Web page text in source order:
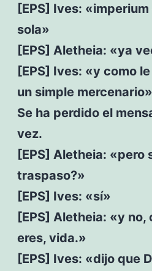
[EPS] Ives:
sola»
[EPS] Aletheia: «ya
[EPS] Ives: «y como
un simple mercenario»
Se ha perdido el
vez.
[EPS] Aletheia: «pero
traspaso?»
[EPS] Ives: «sí»
[EPS] Aletheia: «y no,
eres, vida.»
[EPS] Ives: «dijo que